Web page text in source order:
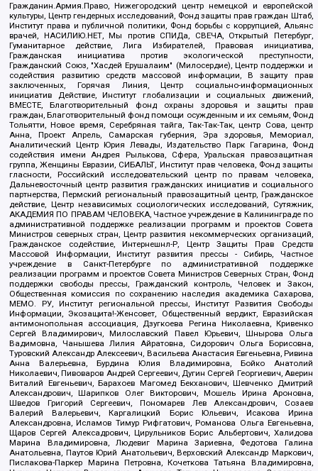
Гражданин.Армия.Право, Нижегородский центр немецкой и европейской
культуры, Центр гендерных исследований, Фонд защиты прав граждан Штаб,
Институт права и публичной политики, Фонд борьбы с коррупцией, Альянс
врачей, НАСИЛИЮ.НЕТ, Мы против СПИДа, СВЕЧА, Открытый Петербург,
Гуманитарное действие, Лига Избирателей, Правовая инициатива,
Гражданская инициатива против экологической преступности,
Гражданский Союз, "Хасдей Ерушалаим" (Милосердие), Центр поддержки и
содействия развитию средств массовой информации, В защиту прав
заключенных, Горячая Линия, Центр социально-информационных
инициатив Действие, Институт глобализации и социальных движений,
ВМЕСТЕ, Благотворительный фонд охраны здоровья и защиты прав
граждан, Благотворительный фонд помощи осужденным и их семьям, Фонд
Тольятти, Новое время, Серебряная тайга, Так-Так-Так, центр Сова, центр
Анна, Проект Апрель, Самарская губерния, Эра здоровья, Мемориал,
Аналитический Центр Юрия Левады, Издательство Парк Гагарина, Фонд
содействия имени Андрея Рылькова, Сфера, Уральская правозащитная
группа, Женщины Евразии, СИБАЛЬТ, Институт прав человека, Фонд защиты
гласности, Российский исследовательский центр по правам человека,
Дальневосточный центр развития гражданских инициатив и социального
партнерства, Пермский региональный правозащитный центр, Гражданское
действие, Центр независимых социологических исследований, Сутяжник,
АКАДЕМИЯ ПО ПРАВАМ ЧЕЛОВЕКА, Частное учреждение в Калининграде по
административной поддержке реализации программ и проектов Совета
Министров северных стран, Центр развития некоммерческих организаций,
Гражданское содействие, Интернешнл-Р, Центр Защиты Прав Средств
Массовой Информации, Институт развития прессы - Сибирь, Частное
учреждение в Санкт-Петербурге по административной поддержке
реализации программ и проектов Совета Министров Северных Стран, Фонд
поддержки свободы прессы, Гражданский контроль, Человек и Закон,
Общественная комиссия по сохранению наследия академика Сахарова,
МЕМО. РУ, Институт региональной прессы, Институт Развития Свободы
Информации, Экозащита!-Женсовет, Общественный вердикт, Евразийская
антимонопольная ассоциация, Дзугкоева Регина Николаевна, Кривенко
Сергей Владимирович, Милославский Павел Юрьевич, Шнырова Ольга
Вадимовна, Чанышева Лилия Айратовна, Сидорович Ольга Борисовна,
Туровский Александр Алексеевич, Васильева Анастасия Евгеньевна, Ривина
Анна Валерьевна, Бурдина Юлия Владимировна, Бойко Анатолий
Николаевич, Пивоваров Андрей Сергеевич, Дугин Сергей Георгиевич, Аверин
Виталий Евгеньевич, Барахоев Магомед Бекханович, Шевченко Дмитрий
Александрович, Шарипков Олег Викторович, Мошель Ирина Ароновна,
Шведов Григорий Сергеевич, Пономарев Лев Александрович, Созаев
Валерий Валерьевич, Каргалицкий Борис Юльевич, Исакова Ирина
Александровна, Исламов Тимур Рифгатович, Романова Ольга Евгеньевна,
Щаров Сергей Алексадрович, Цирульников Борис Альбертович, Халидова
Марина Владимировна, Людевиг Марина Зариевна, Федотова Галина
Анатольевна, Паутов Юрий Анатольевич, Верховский Александр Маркович,
Пислакова-Паркер Марина Петровна, Кочеткова Татьяна Владимировна,